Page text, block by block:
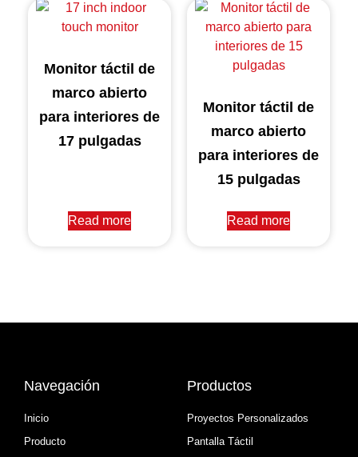
Monitor táctil de
marco abierto
para interiores de
17 pulgadas
Read more
Monitor táctil de
marco abierto
para interiores de
15 pulgadas
Read more
Navegación
Inicio
Producto
Productos
Proyectos Personalizados
Pantalla Táctil